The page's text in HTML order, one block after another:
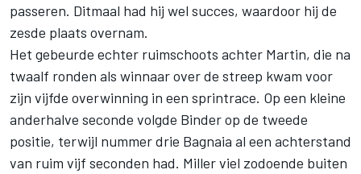
passeren. Ditmaal had hij wel succes, waardoor hij de
zesde plaats overnam.
Het gebeurde echter ruimschoots achter Martin, die na
twaalf ronden als winnaar over de streep kwam voor
zijn vijfde overwinning in een sprintrace. Op een kleine
anderhalve seconde volgde Binder op de tweede
positie, terwijl nummer drie Bagnaia al een achterstand
van ruim vijf seconden had. Miller viel zodoende buiten